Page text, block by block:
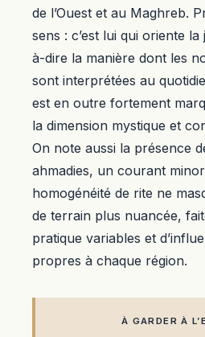
de l’Ouest et au Maghreb.
sens : c’est lui qui oriente
à-dire la manière dont les
sont interprétées au
est en outre fortement
la dimension mystique et
On note aussi la présence
ahmadies, un courant
homogénéité de rite ne
de terrain plus nuancée,
pratique variables et
propres à chaque région.
À GARDER À